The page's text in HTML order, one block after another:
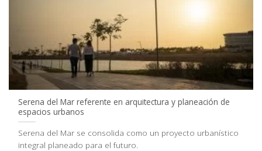
Serena del Mar referente en arquitectura y planeación de
espacios urbanos
Serena del Mar se consolida como un proyecto urbanístico
integral planeado para el futuro.